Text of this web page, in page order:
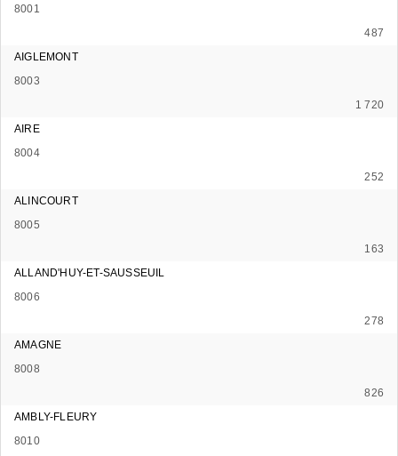
8001
487
AIGLEMONT
8003
1 720
AIRE
8004
252
ALINCOURT
8005
163
ALLAND'HUY-ET-SAUSSEUIL
8006
278
AMAGNE
8008
826
AMBLY-FLEURY
8010